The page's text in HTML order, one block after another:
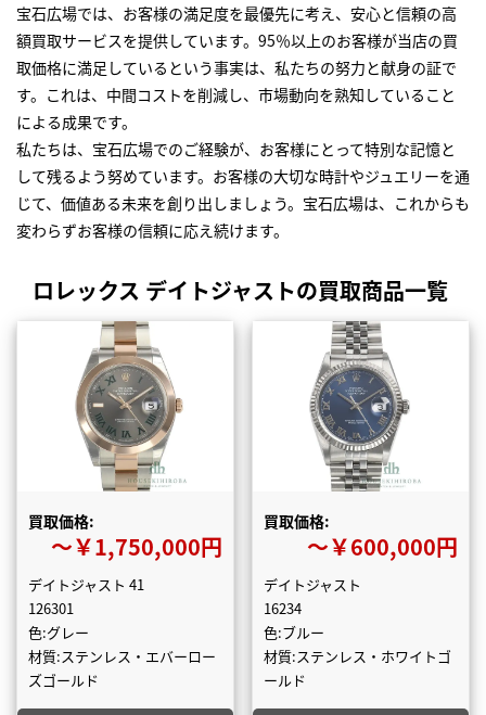
宝石広場では、お客様の満足度を最優先に考え、安心と信頼の高
額買取サービスを提供しています。95％以上のお客様が当店の買
取価格に満足しているという事実は、私たちの努力と献身の証で
す。これは、中間コストを削減し、市場動向を熟知していること
による成果です。
私たちは、宝石広場でのご経験が、お客様にとって特別な記憶と
して残るよう努めています。お客様の大切な時計やジュエリーを通
じて、価値ある未来を創り出しましょう。宝石広場は、これからも
変わらずお客様の信頼に応え続けます。
ロレックス デイトジャストの買取商品一覧
買取価格:
〜￥1,750,000円
デイトジャスト 41
126301
色:グレー
材質:ステンレス・エバーロー
ズゴールド
買取価格:
〜￥600,000円
デイトジャスト
16234
色:ブルー
材質:ステンレス・ホワイトゴ
ールド